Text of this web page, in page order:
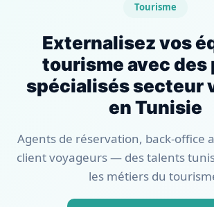
Tourisme
Externalisez vos
tourisme avec des
spécialisés secteur
en Tunisie
Agents de réservation, back-office
client voyageurs — des talents
les métiers du